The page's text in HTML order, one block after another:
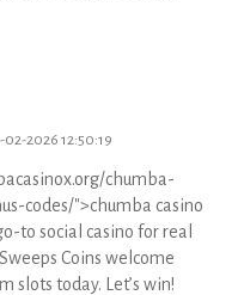
2026 12:50:19
chumba-
codes/">chumba casino
to social casino for real
Coins welcome
slots today. Let’s win!